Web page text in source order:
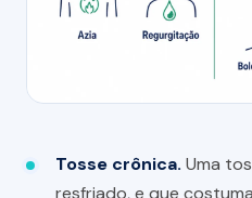
Tosse crônica. Uma